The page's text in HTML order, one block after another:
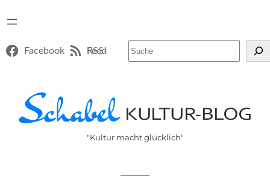
Facebook RSS-Feed
"Kultur macht glücklich"